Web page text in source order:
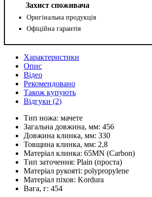
Захист споживача
Оригінальна продукція
Офіційна гарантія
Характеристики
Опис
Відео
Рекомендовано
Також купують
Відгуки (2)
Тип ножа: мачете
Загальна довжина, мм: 456
Довжина клинка, мм: 330
Товщина клинка, мм: 2,8
Матеріал клинка: 65MN (Carbon)
Тип заточення: Plain (проста)
Матеріал рукояті: polypropylene
Матеріал піхов: Kordura
Вага, г: 454